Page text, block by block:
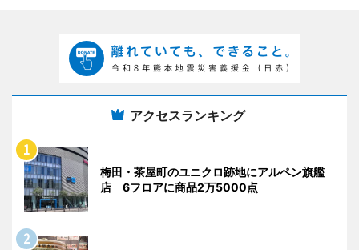
アクセスランキング
梅田・茶屋町のユニクロ跡地にアルペン旗艦
店 6フロアに商品2万5000点